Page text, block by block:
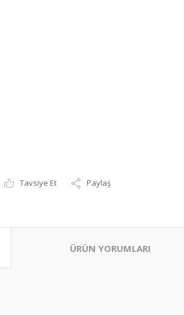
Tavsiye Et Paylaş
ÜRÜN YORUMLARI